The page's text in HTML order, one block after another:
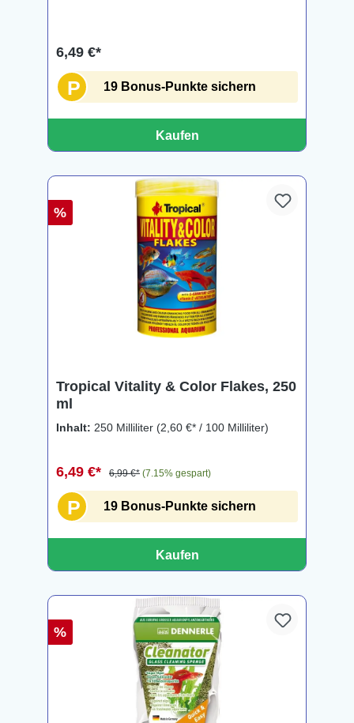
6,49 €*
P 19 Bonus-Punkte sichern
Kaufen
%
Tropical Vitality & Color Flakes, 250
ml
Inhalt: 250 Milliliter (2,60 €* / 100 Milliliter)
6,49 €* 6,99 €* (7.15% gespart)
P 19 Bonus-Punkte sichern
Kaufen
%